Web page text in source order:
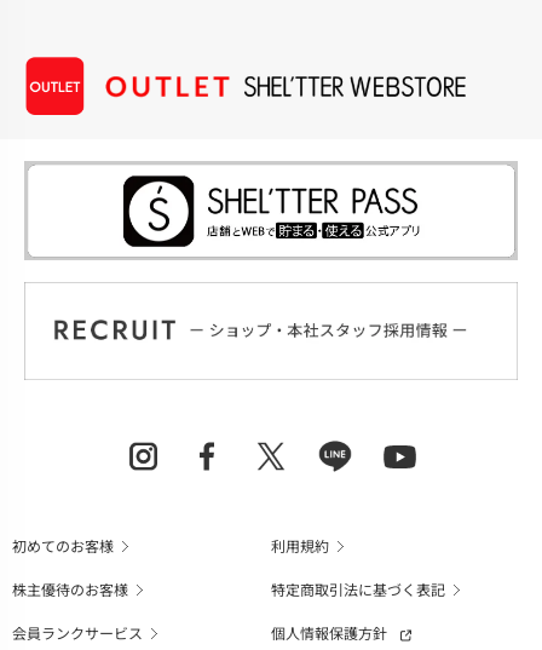
初めてのお客様
利用規約
株主優待のお客様
特定商取引法に基づく表記
会員ランクサービス
個人情報保護方針